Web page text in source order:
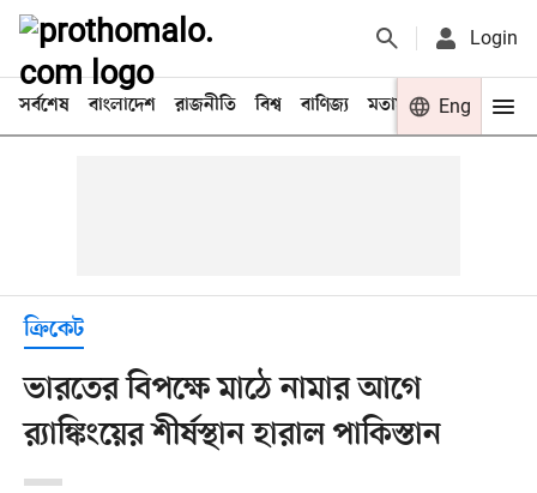
Login
সর্বশেষ বাংলাদেশ রাজনীতি বিশ্ব বাণিজ্য মতামত খেলা
Eng
ক্রিকেট
ভারতের বিপক্ষে মাঠে নামার আগে
র‌্যাঙ্কিংয়ের শীর্ষস্থান হারাল পাকিস্তান